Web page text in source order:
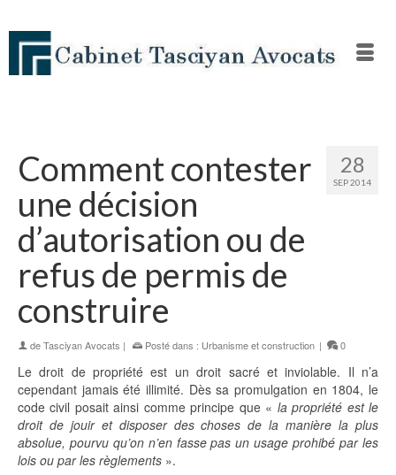
28
SEP 2014
Comment contester
une décision
d’autorisation ou de
refus de permis de
construire
deTasciyan Avocats | Posté dans : Urbanisme et construction | 0
Le droit de propriété est un droit sacré et inviolable. Il n’a
cependant jamais été illimité. Dès sa promulgation en 1804, le
code civil posait ainsi comme principe que « la propriété est le
droit de jouir et disposer des choses de la manière la plus
absolue, pourvu qu’on n’en fasse pas un usage prohibé par les
lois ou par les règlements ».